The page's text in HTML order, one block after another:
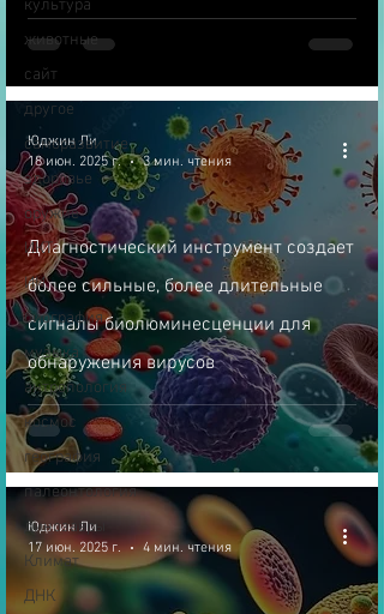
культура
животные
сайт
другое
саморазвитие
здоровье
оружие
ИКТ
ИИ
биография
музыка
антропология
космос
география
палеонтология
динозавры
Климат
ДНК
Диагностический инструмент создает
более сильные, более длительные
сигналы биолюминесценции для
обнаружения вирусов
Юджин Ли
18 июн. 2025 г.
3 мин. чтения
Юджин Ли
17 июн. 2025 г.
4 мин. чтения